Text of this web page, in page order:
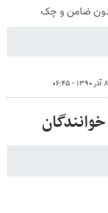
۸ آذر ۱۳۹۰ - ۰۶:۴۵